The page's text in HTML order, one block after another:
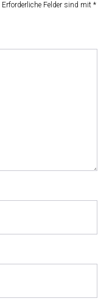
Erforderliche Felder sind mit *